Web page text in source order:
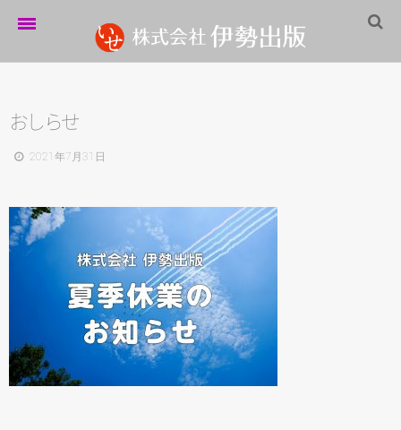
伊勢出版だより
営業案内
企業情報
パートナーシップ
お問い合わせ
サイトマップ
おし らせ
2021年7月31日